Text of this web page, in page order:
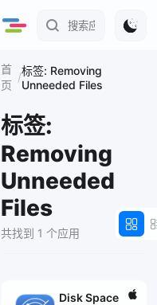
首
页
/标签: Removing
Unneeded Files
标签:
Removing
Unneeded
Files
共找到 1 个应用
Disk Space